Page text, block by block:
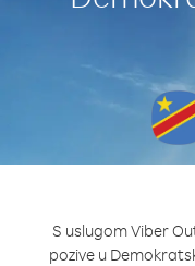
S uslugom Viber
pozive u